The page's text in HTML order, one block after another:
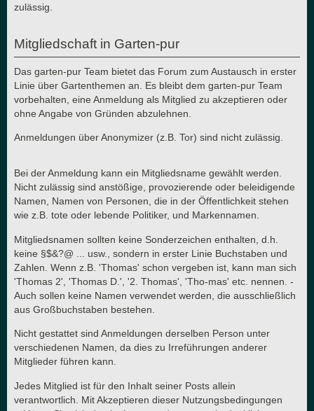
zulässig.
Mitgliedschaft in Garten-pur
Das garten-pur Team bietet das Forum zum Austausch in erster
Linie über Gartenthemen an. Es bleibt dem garten-pur Team
vorbehalten, eine Anmeldung als Mitglied zu akzeptieren oder
ohne Angabe von Gründen abzulehnen.
Anmeldungen über Anonymizer (z.B. Tor) sind nicht zulässig.
Bei der Anmeldung kann ein Mitgliedsname gewählt werden.
Nicht zulässig sind anstößige, provozierende oder beleidigende
Namen, Namen von Personen, die in der Öffentlichkeit stehen
wie z.B. tote oder lebende Politiker, und Markennamen.
Mitgliedsnamen sollten keine Sonderzeichen enthalten, d.h.
keine §$&?@ ... usw., sondern in erster Linie Buchstaben und
Zahlen. Wenn z.B. 'Thomas' schon vergeben ist, kann man sich
'Thomas 2', 'Thomas D.', '2. Thomas', 'Tho-mas' etc. nennen. -
Auch sollen keine Namen verwendet werden, die ausschließlich
aus Großbuchstaben bestehen.
Nicht gestattet sind Anmeldungen derselben Person unter
verschiedenen Namen, da dies zu Irreführungen anderer
Mitglieder führen kann.
Jedes Mitglied ist für den Inhalt seiner Posts allein
verantwortlich. Mit Akzeptieren dieser Nutzungsbedingungen